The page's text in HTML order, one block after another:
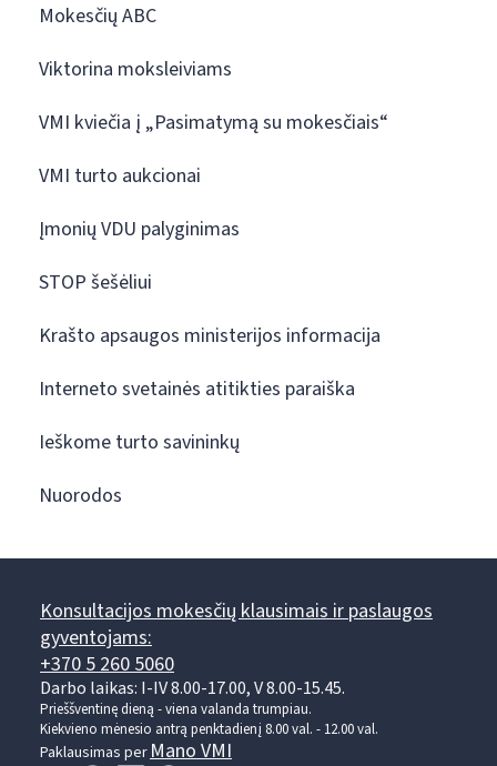
Mokesčių ABC
Viktorina moksleiviams
VMI kviečia į „Pasimatymą su mokesčiais“
VMI turto aukcionai
Įmonių VDU palyginimas
STOP šešėliui
Krašto apsaugos ministerijos informacija
Interneto svetainės atitikties paraiška
Ieškome turto savininkų
Nuorodos
Konsultacijos mokesčių klausimais ir paslaugos
gyventojams:
+370 5 260 5060
Darbo laikas: I-IV 8.00-17.00, V 8.00-15.45.
Prieššventinę dieną - viena valanda trumpiau.
Kiekvieno mėnesio antrą penktadienį 8.00 val. - 12.00 val.
Paklausimas per Mano VMI